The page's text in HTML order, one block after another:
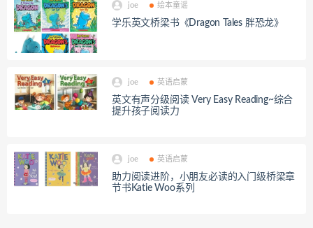
joe 绘本童谣
学乐英文桥梁书《Dragon Tales 胖恐龙》
joe 英语启蒙
英文有声分级阅读 Very Easy Reading~综合
提升孩子阅读力
joe 英语启蒙
助力阅读进阶，小朋友必读的入门级桥梁章
节书Katie Woo系列